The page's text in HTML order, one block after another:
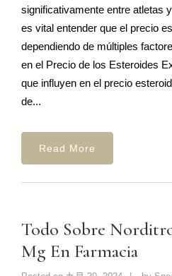
significativamente entre atletas
es vital entender que el precio
dependiendo de múltiples
en el Precio de los Esteroides
que influyen en el precio
de...
Read More
Todo Sobre
Mg En Farmacia